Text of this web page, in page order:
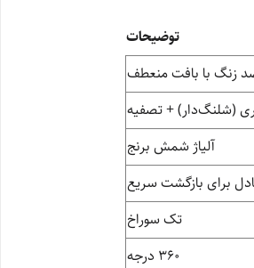
توضیحات
زنگ با بافت منعطف
(شلنگ‌دار) + تصفیه
آلیاژ شمش برنج
برای بازگشت سریع
تک سوراخ
۳۶۰ درجه